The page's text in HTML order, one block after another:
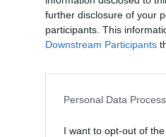
further disclosure of your
participants. This
Downstream Participants
Personal Data
I want to opt-out of